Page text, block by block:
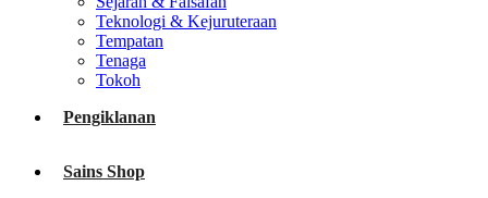
Teknologi & Kejuruteraan
Tempatan
Tenaga
Tokoh
Pengiklanan
Sains Shop